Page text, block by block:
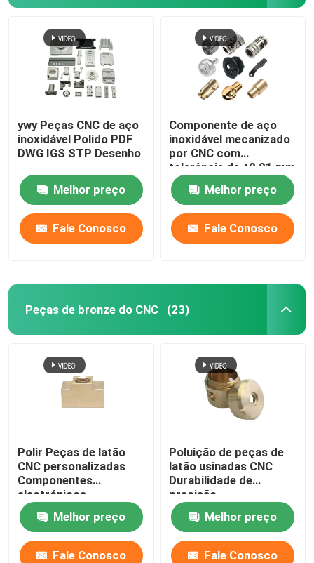
ywy Peças CNC de aço
inoxidável Polido PDF
DWG IGS STP Desenho
Melhor preço
Fale Conosco
Componente de aço
inoxidável mecanizado
por CNC com
tolerância de ±0,01 mm
Melhor preço
Fale Conosco
Peças de bronze do CNC (23)
Polir Peças de latão
CNC personalizadas
Componentes
electrónicos
Melhor preço
Fale Conosco
Poluição de peças de
latão usinadas CNC
Durabilidade de
precisão
Melhor preço
Fale Conosco